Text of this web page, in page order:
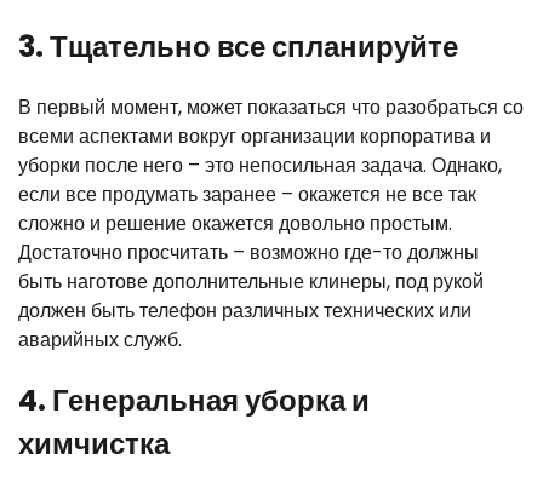
3. Тщательно все спланируйте
В первый момент, может показаться что разобраться со
всеми аспектами вокруг организации корпоратива и
уборки после него – это непосильная задача. Однако,
если все продумать заранее – окажется не все так
сложно и решение окажется довольно простым.
Достаточно просчитать – возможно где-то должны
быть наготове дополнительные клинеры, под рукой
должен быть телефон различных технических или
аварийных служб.
4. Генеральная уборка и
химчистка